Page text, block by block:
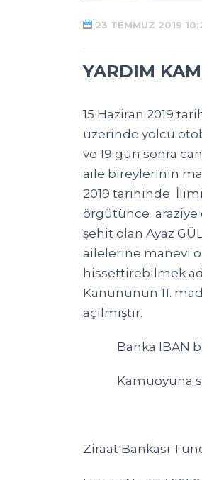
23 TEMMUZ 2019
YARDIM
15 Haziran 2019
üzerinde yolcu
ve 19 gün sonra
aile bireylerinin
2019 tarihinde
örgütünce araziye
şehit olan Ayaz
ailelerine manevi
hissettirebilmek
Kanununun 11.
açılmıştır.
Banka IBAN
Kamuoyuna
Ziraat Bankası